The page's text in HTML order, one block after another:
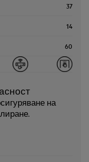
37
14
60
на